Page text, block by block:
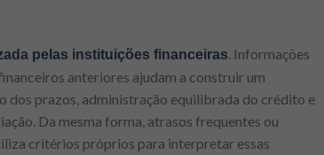
pelas instituições financeiras . Informações
anteriores ajudam a construir um
dos prazos, administração equilibrada do crédito e
Da mesma forma, atrasos frequentes ou
critérios próprios para interpretar essas